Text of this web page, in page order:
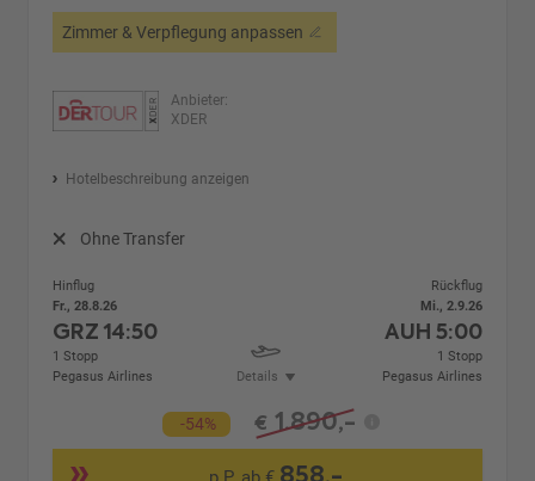
Zimmer & Verpflegung anpassen
Anbieter:
XDER
Hotelbeschreibung anzeigen
Ohne Transfer
Hinflug
Fr., 28.8.26
GRZ14:50
1 Stopp
Pegasus Airlines
Details
Rückflug
Mi., 2.9.26
AUH 5:00
1 Stopp
Pegasus Airlines
-54% € 1.890,-